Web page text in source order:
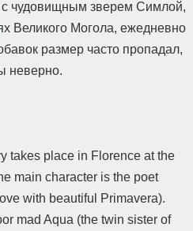
чудовищным зверем Симлой,
Великого Могола, ежедневно
размер часто пропадал,
неверно.
takes place in Florence at the
main character is the poet
with beautiful Primavera).
mad Aqua (the twin sister of